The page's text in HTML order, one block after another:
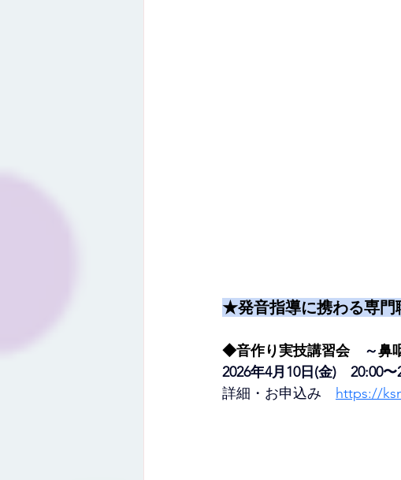
★発音指導に携わる専門
◆音作り実技講習会 ～鼻
2026年4月10日(金)　20:00〜
詳細・お申込み
https://